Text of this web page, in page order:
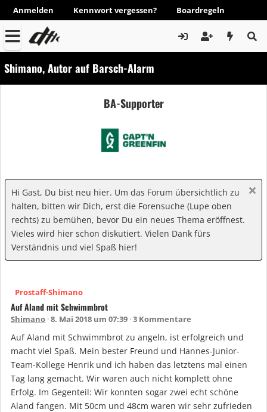
Anmelden Kennwort vergessen? Boardregeln
Shimano, Autor auf Barsch-Alarm
BA-Supporter
Hi Gast, Du bist neu hier. Um das Forum übersichtlich zu
halten, bitten wir Dich, erst die Forensuche (Lupe oben
rechts) zu bemühen, bevor Du ein neues Thema eröffnest.
Vieles wird hier schon diskutiert. Vielen Dank fürs
Verständnis und viel Spaß hier!
Prostaff-Shimano
Auf Aland mit Schwimmbrot
Shimano 8. Mai 2018 um 07:39 3 Kommentare
Auf Aland mit Schwimmbrot zu angeln, ist erfolgreich und
macht viel Spaß. Mein bester Freund und Hannes-Junior-
Team-Kollege Henrik und ich haben das letztens mal einen
Tag lang gemacht. Wir waren auch nicht komplett ohne
Erfolg. Im Gegenteil: Wir konnten sogar zwei echt schöne
Aland fangen. Mit 50cm und 48cm waren wir sehr zufrieden